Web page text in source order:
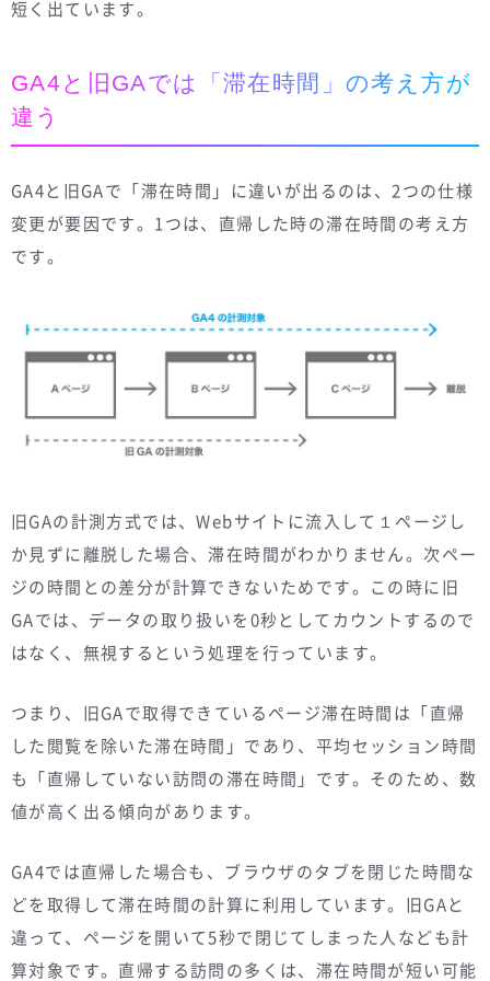
短く出ています。
GA4と旧GAでは「滞在時間」の考え方が
違う
GA4と旧GAで「滞在時間」に違いが出るのは、2つの仕様
変更が要因です。1つは、直帰した時の滞在時間の考え方
です。
旧GAの計測方式では、Webサイトに流入して１ページし
か見ずに離脱した場合、滞在時間がわかりません。次ペー
ジの時間との差分が計算できないためです。この時に旧
GAでは、データの取り扱いを0秒としてカウントするので
はなく、無視するという処理を行っています。
つまり、旧GAで取得できているページ滞在時間は「直帰
した閲覧を除いた滞在時間」であり、平均セッション時間
も「直帰していない訪問の滞在時間」です。そのため、数
値が高く出る傾向があります。
GA4では直帰した場合も、ブラウザのタブを閉じた時間な
どを取得して滞在時間の計算に利用しています。旧GAと
違って、ページを開いて5秒で閉じてしまった人なども計
算対象です。直帰する訪問の多くは、滞在時間が短い可能